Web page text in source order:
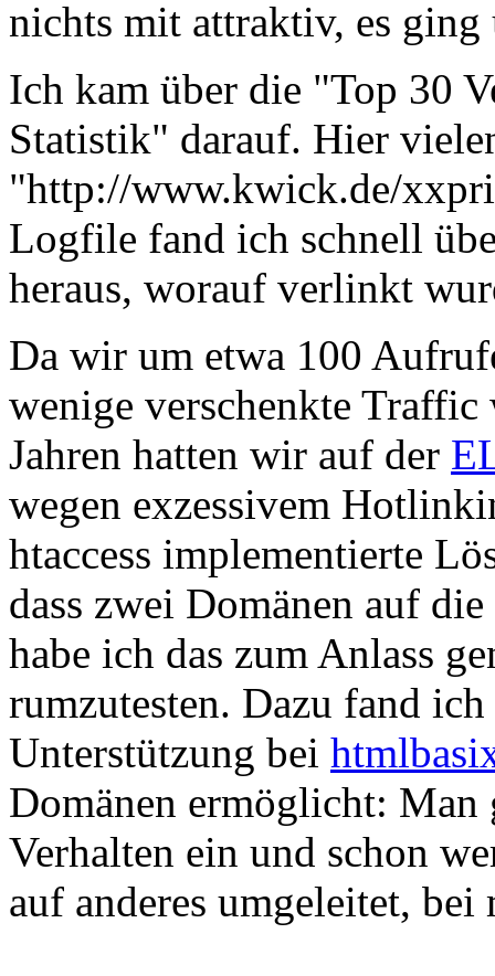
nichts mit attraktiv, es
Ich kam über die "Top 30
Statistik" darauf. Hier
"http://www.kwick.de/
Logfile fand ich schnell
heraus, worauf verlinkt
Da wir um etwa 100
wenige verschenkte
Jahren hatten wir auf der
wegen exzessivem
htaccess implementierte
dass zwei Domänen auf
habe ich das zum Anlass
rumzutesten. Dazu fand
Unterstützung bei
Domänen ermöglicht: Man
Verhalten ein und schon
auf anderes umgeleitet, bei